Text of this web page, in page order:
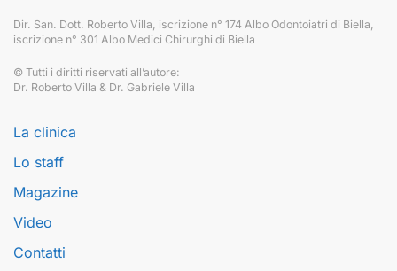
Dir. San. Dott. Roberto Villa, iscrizione n° 174 Albo Odontoiatri di Biella,
iscrizione n° 301 Albo Medici Chirurghi di Biella
© Tutti i diritti riservati all’autore:
Dr. Roberto Villa & Dr. Gabriele Villa
La clinica
Lo staff
Magazine
Video
Contatti